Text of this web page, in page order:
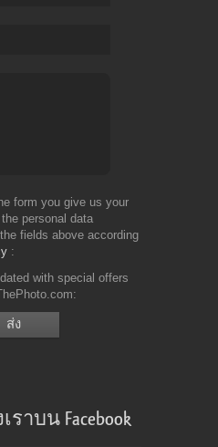
form you give us your
personal data
fields above according
with special offers
าบน Facebook